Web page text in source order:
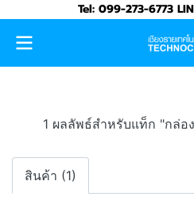
Tel: 099-273-6773
1 ผลลัพธ์สำหรับแท็ก "กล่อ
สินค้า (1)